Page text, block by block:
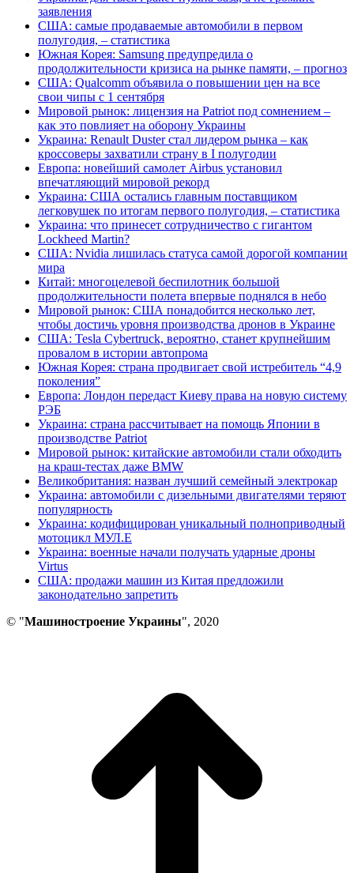
заявления
США: самые продаваемые автомобили в первом
полугодия, – статистика
Южная Корея: Samsung предупредила о
продолжительности кризиса на рынке памяти, – прогноз
США: Qualcomm объявила о повышении цен на все
свои чипы с 1 сентября
Мировой рынок: лицензия на Patriot под сомнением –
как это повлияет на оборону Украины
Украина: Renault Duster стал лидером рынка – как
кроссоверы захватили страну в I полугодии
Европа: новейший самолет Airbus установил
впечатляющий мировой рекорд
Украина: США остались главным поставщиком
легковушек по итогам первого полугодия, – статистика
Украина: что принесет сотрудничество с гигантом
Lockheed Martin?
США: Nvidia лишилась статуса самой дорогой компании
мира
Китай: многоцелевой беспилотник большой
продолжительности полета впервые поднялся в небо
Мировой рынок: США понадобится несколько лет,
чтобы достичь уровня производства дронов в Украине
США: Tesla Cybertruck, вероятно, станет крупнейшим
провалом в истории автопрома
Южная Корея: страна продвигает свой истребитель “4,9
поколения”
Европа: Лондон передаст Киеву права на новую систему
РЭБ
Украина: страна рассчитывает на помощь Японии в
производстве Patriot
Мировой рынок: китайские автомобили стали обходить
на краш-тестах даже BMW
Великобритания: назван лучший семейный электрокар
Украина: автомобили с дизельными двигателями теряют
популярность
Украина: кодифицирован уникальный полноприводный
мотоцикл МУЛ.Е
Украина: военные начали получать ударные дроны
Virtus
США: продажи машин из Китая предложили
законодательно запретить
© "Машиностроение Украины", 2020